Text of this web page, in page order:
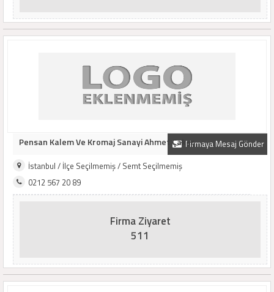
Firmaya Mesaj Gönder
Pensan Kalem Ve Kromaj Sanayi Ahmet Çakar
İstanbul / İlçe Seçilmemiş / Semt Seçilmemiş
0212 567 20 89
Firma Ziyaret
511